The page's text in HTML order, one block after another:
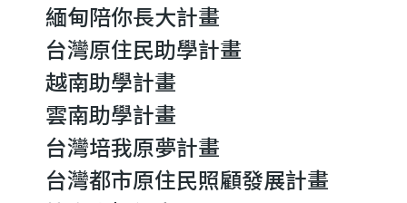
緬甸陪你長大計畫
台灣原住民助學計畫
越南助學計畫
雲南助學計畫
台灣培我原夢計畫
台灣都市原住民照顧發展計畫